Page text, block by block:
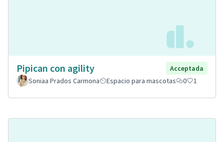
Pipican con agility
Acceptada
Soniaa Prados Carmona
Espacio para mascotas 0 1